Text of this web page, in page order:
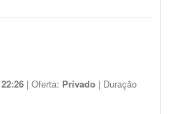
| Oferta: Privado | Duração